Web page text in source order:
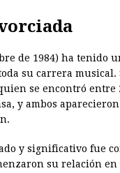
de 1984) ha tenido
su carrera
se encontró entre
y ambos
y significativo fue
su relación